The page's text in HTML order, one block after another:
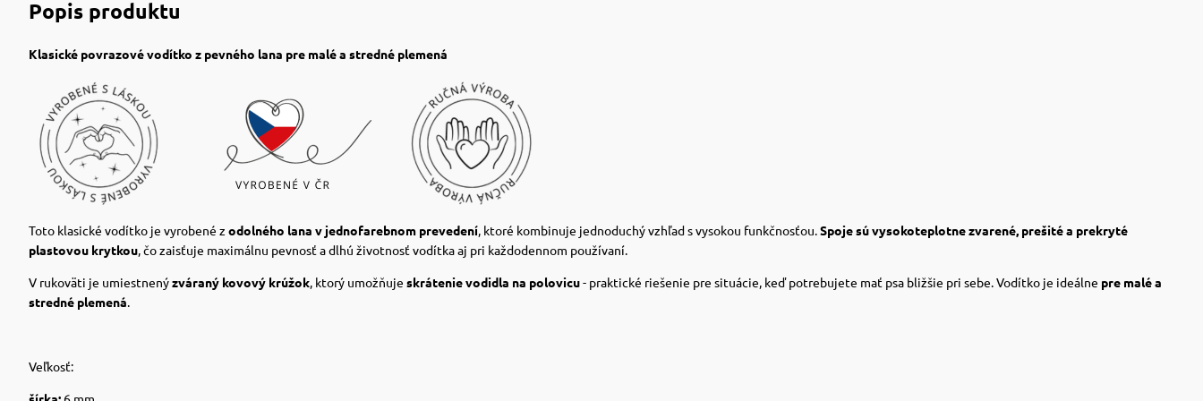
Popis produktu
Klasické povrazové vodítko z pevného lana pre malé a stredné plemená
Toto klasické vodítko je vyrobené z odolného lana v jednofarebnom prevedení, ktoré kombinuje jednoduchý vzhľad s vysokou funkčnosťou.Spoje sú vysokoteplotne zvarené, prešité a prekryté
plastovou krytkou, čo zaisťuje maximálnu pevnosť a dlhú životnosť vodítka aj pri každodennom používaní.
V rukoväti je umiestnenýzváraný kovový krúžok, ktorý umožňuje skrátenie vodidla na polovicu- praktické riešenie pre situácie, keď potrebujete mať psa bližšie pri sebe. Vodítko je ideálne pre malé a
stredné plemená.
Veľkosť: